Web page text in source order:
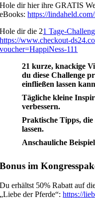
Hole dir hier ihre GRATIS
eBooks:https://
Hole dir die 21 Tage-
https://www.checkout-
voucher=HappiNess-111
21 kurze, knackige
du diese Challenge
einfließen lassen
Tägliche kleine
verbessern.
Praktische Tipps,
lassen.
Anschauliche
Bonus im
Du erhältst 50% Rabatt auf
„Liebe der Pferde“:https://